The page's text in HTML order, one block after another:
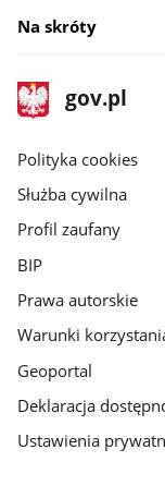
Na skróty
stopka
gov.pl
Strona
gov.pl
gov.pl
Polityka cookies
Służba cywilna
Profil zaufany
BIP
Prawa autorskie
Warunki
Geoportal
Deklaracja
Ustawienia